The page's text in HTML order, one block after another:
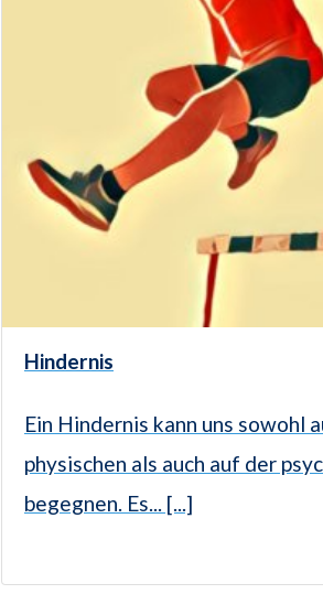
Hindernis
Ein Hindernis kann uns sowohl
physischen als auch auf der
begegnen. Es... [...]